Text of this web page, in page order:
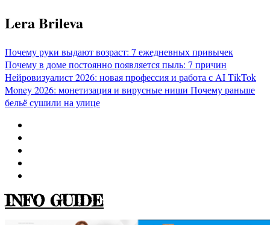
Перейти
к
Lera Brileva
Почему руки выдают возраст: 7 ежедневных привычек
Почему в доме постоянно появляется пыль: 7 причин
Нейровизуалист 2026: новая профессия и работа с AITikTok
Money 2026: монетизация и вирусные ниши Почему раньше
бельё сушили на улице
INFO GUIDE